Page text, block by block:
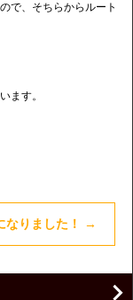
で、そちらからルート
ます。
なりました！ →